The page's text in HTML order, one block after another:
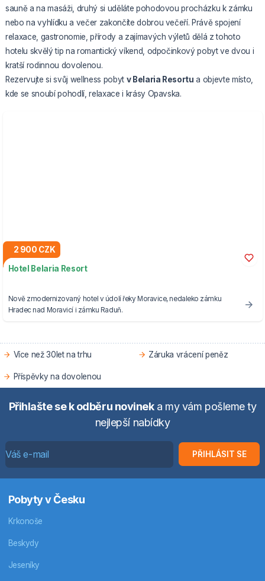
sauně a na masáži, druhý si uděláte pohodovou procházku k zámku
nebo na vyhlídku a večer zakončíte dobrou večeří. Právě spojení
relaxace, gastronomie, přírody a zajímavých výletů dělá z tohoto
hotelu skvělý tip na romantický víkend, odpočinkový pobyt ve dvou i
kratší rodinnou dovolenou.
Rezervujte si svůj wellness pobyt v Belaria Resortu a objevte místo,
kde se snoubí pohodlí, relaxace i krásy Opavska.
2 900 CZK
Hotel Belaria Resort
Nově zmodernizovaný hotel v údolí řeky Moravice, nedaleko zámku
Hradec nad Moravicí i zámku Raduň.
Více než 30let na trhu Záruka vrácení peněz
Příspěvky na dovolenou
Přihlašte se k odběru novineka my vám pošleme ty
nejlepší nabídky
PŘIHLÁSIT SE
Pobyty v Česku
Krkonoše
Beskydy
Jeseníky